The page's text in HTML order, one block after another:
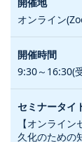
オンライン
9:30～16:30(
【オンライ
久化のための